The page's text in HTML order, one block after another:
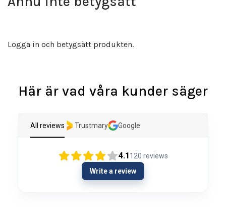
Logga in och betygsätt produkten.
Här är vad våra kunder säger
All reviews Trustmary Google
4.1120 reviews
Write a review